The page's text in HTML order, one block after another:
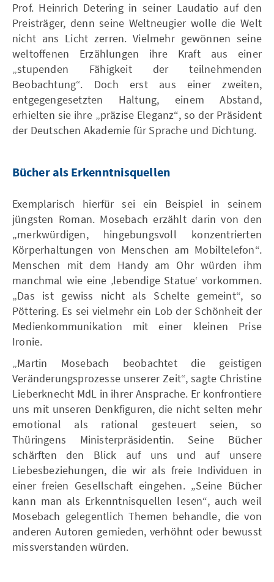
Prof. Heinrich Detering in seiner Laudatio auf den
Preisträger, denn seine Weltneugier wolle die Welt
nicht ans Licht zerren. Vielmehr gewönnen seine
weltoffenen Erzählungen ihre Kraft aus einer
„stupenden Fähigkeit der teilnehmenden
Beobachtung“. Doch erst aus einer zweiten,
entgegengesetzten Haltung, einem Abstand,
erhielten sie ihre „präzise Eleganz“, so der Präsident
der Deutschen Akademie für Sprache und Dichtung.
Bücher als Erkenntnisquellen
Exemplarisch hierfür sei ein Beispiel in seinem
jüngsten Roman. Mosebach erzählt darin von den
„merkwürdigen, hingebungsvoll konzentrierten
Körperhaltungen von Menschen am Mobiltelefon“.
Menschen mit dem Handy am Ohr würden ihm
manchmal wie eine ‚lebendige Statue‘ vorkommen.
„Das ist gewiss nicht als Schelte gemeint“, so
Pöttering. Es sei vielmehr ein Lob der Schönheit der
Medienkommunikation mit einer kleinen Prise
Ironie.
„Martin Mosebach beobachtet die geistigen
Veränderungsprozesse unserer Zeit“, sagte Christine
Lieberknecht MdL in ihrer Ansprache. Er konfrontiere
uns mit unseren Denkfiguren, die nicht selten mehr
emotional als rational gesteuert seien, so
Thüringens Ministerpräsidentin. Seine Bücher
schärften den Blick auf uns und auf unsere
Liebesbeziehungen, die wir als freie Individuen in
einer freien Gesellschaft eingehen. „Seine Bücher
kann man als Erkenntnisquellen lesen“, auch weil
Mosebach gelegentlich Themen behandle, die von
anderen Autoren gemieden, verhöhnt oder bewusst
missverstanden würden.